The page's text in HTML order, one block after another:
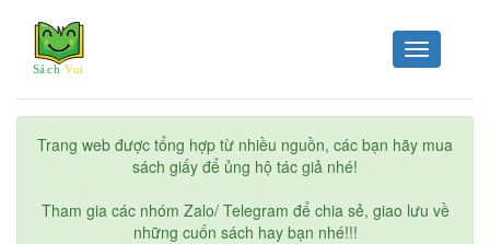
Toggle
navigation
Trang web được tổng hợp từ nhiều nguồn, các bạn hãy mua
sách giấy để ủng hộ tác giả nhé!
Tham gia các nhóm Zalo/ Telegram để chia sẻ, giao lưu về
những cuốn sách hay bạn nhé!!!